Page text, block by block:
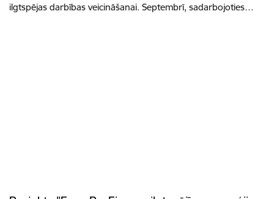
ilgtspējas darbības veicināšanai. Septembrī, sadarbojoties…